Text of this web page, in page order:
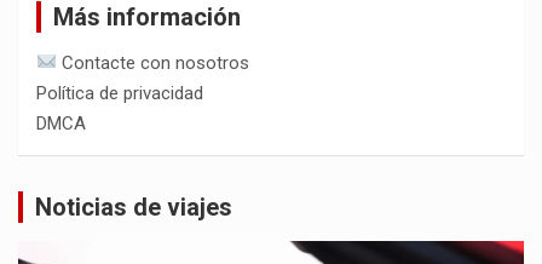
Más información
Contacte con nosotros
Política de privacidad
DMCA
Noticias de viajes